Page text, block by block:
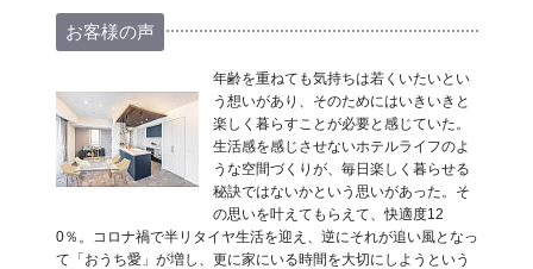
お客様の声
年齢を重ねても気持ちは若くいたいとい
う想いがあり、そのためにはいきいきと
楽しく暮らすことが必要と感じていた。
生活感を感じさせないホテルライフのよ
うな空間づくりが、毎日楽しく暮らせる
秘訣ではないかという思いがあった。そ
の思いを叶えてもらえて、快適度12
0％。コロナ禍で半リタイヤ生活を迎え、逆にそれが追い風となっ
て「おうち愛」が増し、更に家にいる時間を大切にしようという